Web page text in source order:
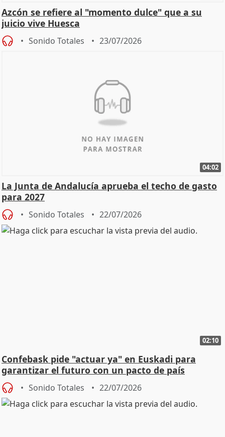
Azcón se refiere al "momento dulce" que a su
juicio vive Huesca
Sonido Totales 23/07/2026
04:02
La Junta de Andalucía aprueba el techo de gasto
para 2027
Sonido Totales 22/07/2026
02:10
Confebask pide "actuar ya" en Euskadi para
garantizar el futuro con un pacto de país
Sonido Totales 22/07/2026